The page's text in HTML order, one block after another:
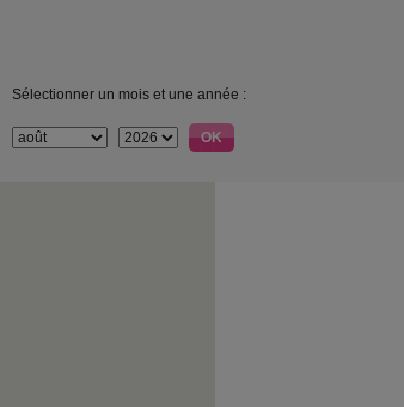
Sélectionner un mois et une année :